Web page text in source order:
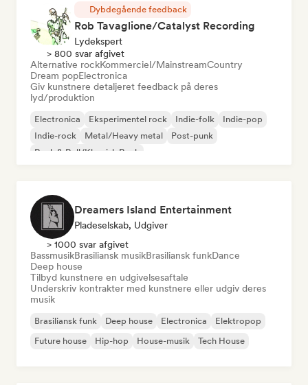
Dybdegående feedback
Rob Tavaglione/Catalyst Recording
Lydekspert
> 800 svar afgivet
Alternative rockKommerciel/MainstreamCountry
Dream popElectronica
Giv kunstnere detaljeret feedback på deres
lyd/produktion
Electronica Eksperimentel rock Indie-folk
Indie-pop
Indie-rock
Metal/Heavy metal
Post-punk
Rock & Roll/Klassisk Rock
Dreamers Island Entertainment
Pladeselskab, Udgiver
> 1000 svar afgivet
BassmusikBrasiliansk musikBrasiliansk funkDance
Deep house
Tilbyd kunstnere en udgivelsesaftale
Underskriv kontrakter med kunstnere eller udgiv deres
musik
Brasiliansk funk Deep house Electronica
Elektropop
Future house
Hip-hop House-musik Tech House